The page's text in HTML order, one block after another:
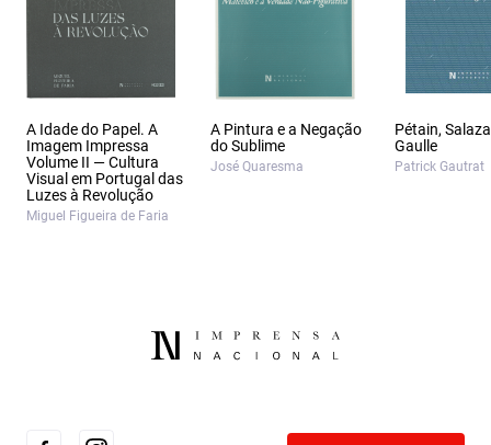
A Idade do Papel. A
Imagem Impressa
Volume II — Cultura
Visual em Portugal das
Luzes à Revolução
Miguel Figueira de Faria
A Pintura e a Negação
do Sublime
José Quaresma
Pétain,
Gaulle
Patrick Gautrat